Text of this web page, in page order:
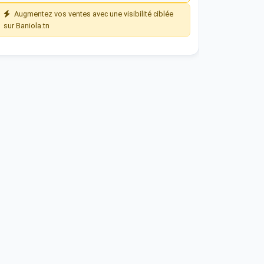
Augmentez vos ventes avec une visibilité ciblée
sur Baniola.tn